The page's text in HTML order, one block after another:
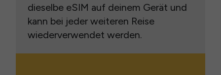
dieselbe eSIM auf deinem Gerät und
kann bei jeder weiteren Reise
wiederverwendet werden.